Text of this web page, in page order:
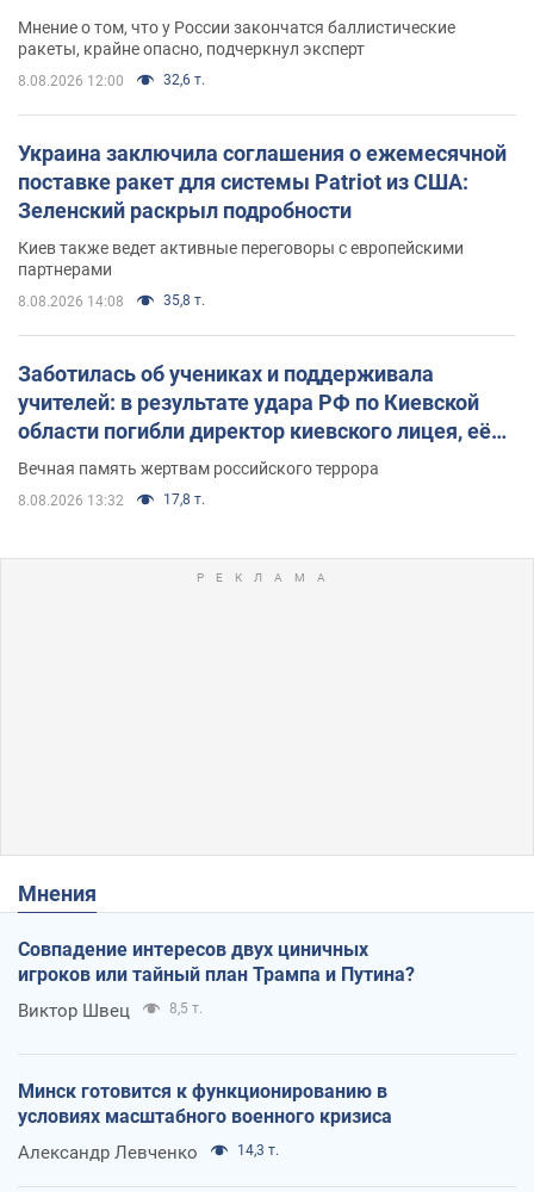
Мнение о том, что у России закончатся баллистические
ракеты, крайне опасно, подчеркнул эксперт
8.08.2026 12:00 32,6 т.
Украина заключила соглашения о ежемесячной
поставке ракет для системы Patriot из США:
Зеленский раскрыл подробности
Киев также ведет активные переговоры с европейскими
партнерами
8.08.2026 14:08 35,8 т.
Заботилась об учениках и поддерживала
учителей: в результате удара РФ по Киевской
области погибли директор киевского лицея, её
муж и внук
Вечная память жертвам российского террора
8.08.2026 13:32 17,8 т.
Мнения
Совпадение интересов двух циничных
игроков или тайный план Трампа и Путина?
Виктор Швец 8,5 т.
Минск готовится к функционированию в
условиях масштабного военного кризиса
Александр Левченко 14,3 т.